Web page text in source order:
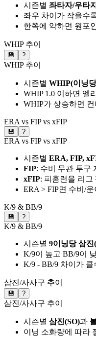
시즌별 좌타자/우타
좌우 차이가 작을수
한쪽에 약하면 원포
WHIP 추이
💾 ?
WHIP 추이
시즌별 WHIP(이닝
WHIP 1.0 이하면 엘
WHIP가 상승하면
ERA vs FIP vs xFIP
💾 ?
ERA vs FIP vs xFIP
시즌별 ERA, FIP,
FIP: 수비 무관 투구
xFIP: 피홈런을 리그
ERA > FIP면 수비/
K/9 & BB/9
💾 ?
K/9 & BB/9
시즌별 9이닝당 삼진
K/9이 높고 BB/9이
K/9 - BB/9 차이가 클
삼진/사사구 추이
💾 ?
삼진/사사구 추이
시즌별 삼진(SO)과
이닝 소화량에 따라